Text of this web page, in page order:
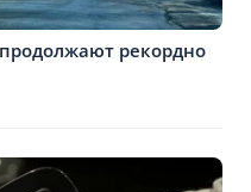
рекордно